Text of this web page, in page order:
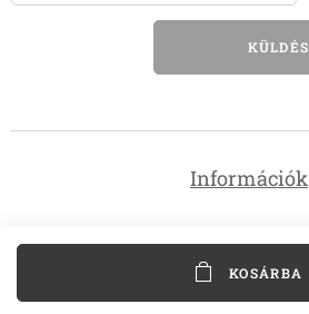
KOSÁRBA
KÜLDÉS
Információk